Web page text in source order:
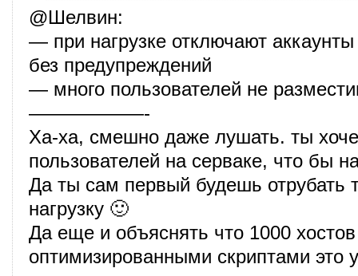
@Шелвин:
— при нагрузке отключают аккаунты
без предупреждений
— много пользователей не
——————-
Ха-ха, смешно даже лушать. ты
пользователей на серваке, что бы
Да ты сам первый будешь отрубать
нагрузку 🙂
Да еще и объяснять что 1000
оптимизированными скриптами это